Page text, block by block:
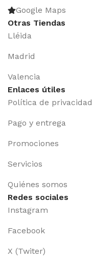
Google Maps
Otras Tiendas
Lléida
Madrid
Valencia
Enlaces útiles
Política de privacidad
Pago y entrega
Promociones
Servicios
Quiénes somos
Redes sociales
Instagram
Facebook
X (Twiter)